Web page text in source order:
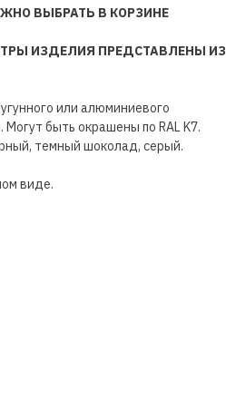
ВЫБРАТЬ В КОРЗИНЕ
ИЗДЕЛИЯ ПРЕДСТАВЛЕНЫ ИЗ
или алюминиевого
быть окрашены по RAL K7.
темный шоколад, серый.
виде.